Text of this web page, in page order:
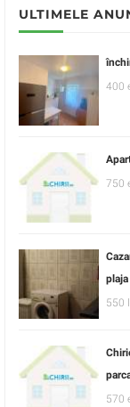
ULTIMELE
400
750
550
570